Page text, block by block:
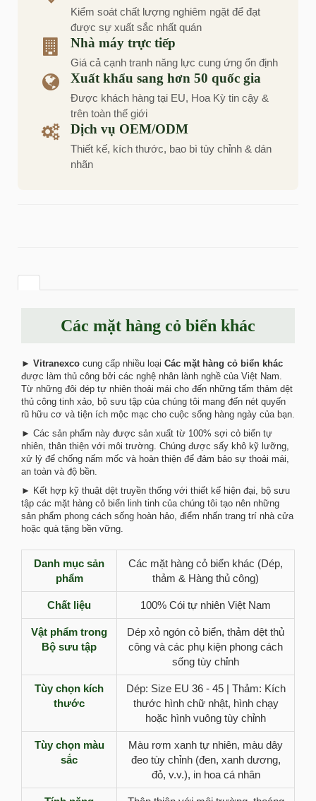
Kiểm soát chất lượng nghiêm ngặt để đạt
được sự xuất sắc nhất quán
Nhà máy trực tiếp
Giá cả cạnh tranh năng lực cung ứng ổn định
Xuất khẩu sang hơn 50 quốc gia
Được khách hàng tại EU, Hoa Kỳ tin cậy &
trên toàn thế giới
Dịch vụ OEM/ODM
Thiết kế, kích thước, bao bì tùy chỉnh & dán
nhãn
Các mặt hàng cỏ biển khác
► Vitranexco cung cấp nhiều loại Các mặt hàng cỏ biển khác
được làm thủ công bởi các nghệ nhân lành nghề của Việt Nam.
Từ những đôi dép tự nhiên thoải mái cho đến những tấm thảm dệt
thủ công tinh xảo, bộ sưu tập của chúng tôi mang đến nét quyến
rũ hữu cơ và tiện ích mộc mạc cho cuộc sống hàng ngày của bạn.
► Các sản phẩm này được sản xuất từ ​​100% sợi cỏ biển tự
nhiên, thân thiện với môi trường. Chúng được sấy khô kỹ lưỡng,
xử lý để chống nấm mốc và hoàn thiện để đảm bảo sự thoải mái,
an toàn và độ bền.
► Kết hợp kỹ thuật dệt truyền thống với thiết kế hiện đại, bộ sưu
tập các mặt hàng cỏ biển linh tinh của chúng tôi tạo nên những
sản phẩm phong cách sống hoàn hảo, điểm nhấn trang trí nhà cửa
hoặc quà tặng bền vững.
Danh mục sản
phẩm
Các mặt hàng cỏ biển khác (Dép,
thảm & Hàng thủ công)
Chất liệu 100% Cói tự nhiên Việt Nam
Vật phẩm trong
Bộ sưu tập
Dép xỏ ngón cỏ biển, thảm dệt thủ
công và các phụ kiện phong cách
sống tùy chỉnh
Tùy chọn kích
thước
Dép: Size EU 36 - 45 | Thảm: Kích
thước hình chữ nhật, hình chạy
hoặc hình vuông tùy chỉnh
Tùy chọn màu
sắc
Màu rơm xanh tự nhiên, màu dây
đeo tùy chỉnh (đen, xanh dương,
đỏ, v.v.), in hoa cá nhân